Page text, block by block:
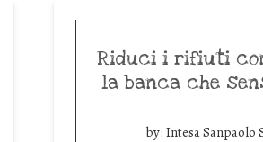
Riduci i rifiuti
la banca che
by: Intesa Sanpaolo